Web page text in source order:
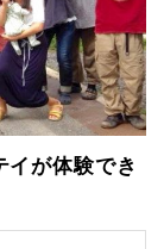
イが体験でき